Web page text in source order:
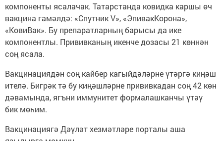
компоненты ясалачак. Татарстанда ковидка каршы өч
вакцина гамәлдә: «Спутник V», «ЭпивакКорона»,
«КовиВак». Бу препаратларның барысы да ике
компонентлы. Прививканың икенче дозасы 21 көннән
соң ясала.
Вакцинациядән соң кайбер кагыйдәләрне үтәргә киңәш
ителә. Бигрәк тә бу киңәшләрне прививкадан соң 42 көн
дәвамында, ягъни иммунитет формалашканчы үтәү
бик мөһим.
Вакцинациягә Дәүләт хезмәтләре порталы аша